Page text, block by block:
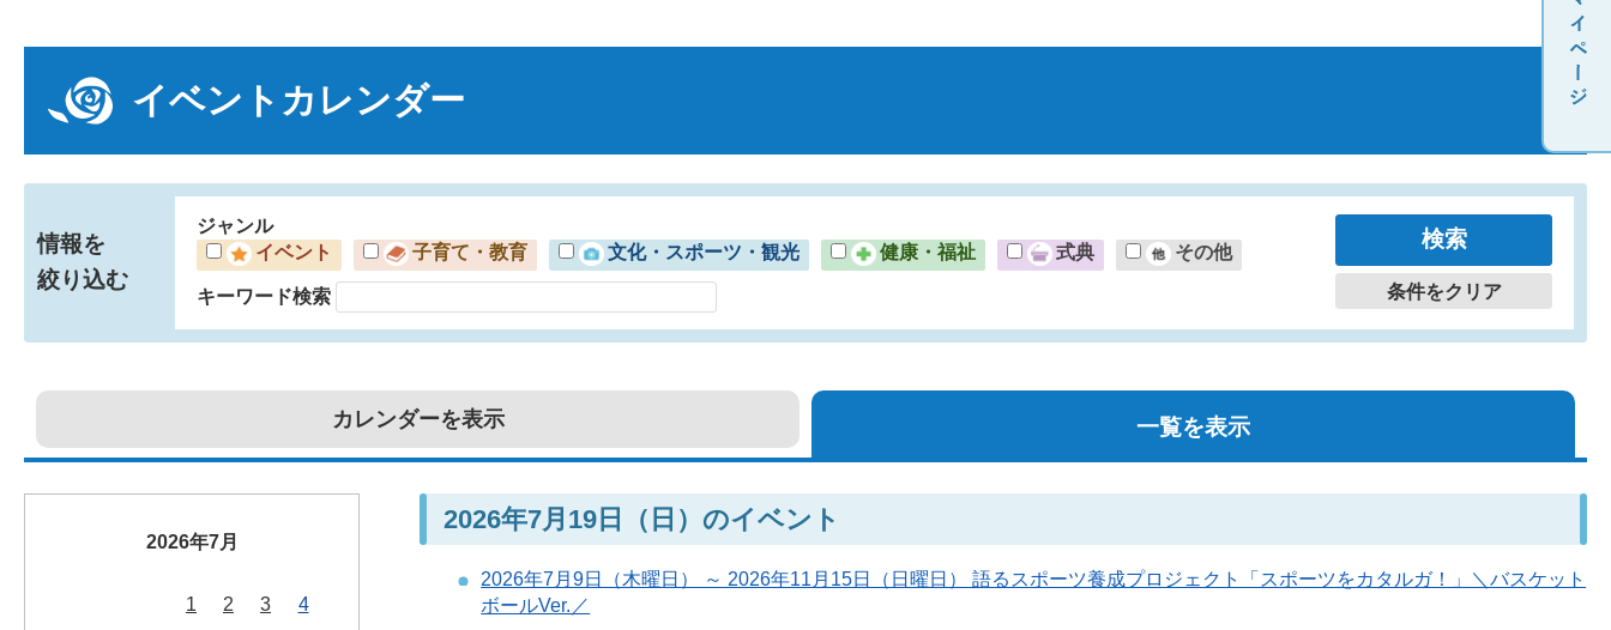
イベントカレンダー
情報を
絞り込む
ジャンル
イベント
子育て・教育 文化・スポーツ・観光 健康・福祉 式典 その他
キーワード検索 条件をクリア
カレンダーを表示 一覧を表示
2026年7月
1 2 3 4
2026年7月19日（日）のイベント
2026年7月9日（木曜日） ～ 2026年11月15日（日曜日） 語るスポーツ養成プロジェクト「スポーツをカタルガ！」＼バスケット
ボールVer.／